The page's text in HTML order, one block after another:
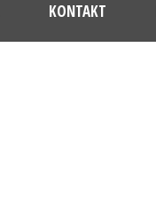
KONTAKT